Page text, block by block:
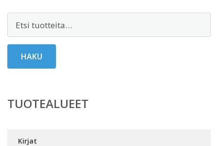
HAKU
TUOTEALUEET
Kirjat